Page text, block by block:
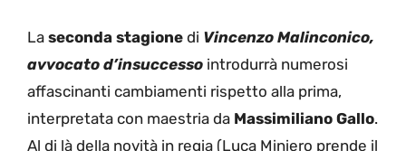
La seconda stagione di Vincenzo Malinconico,
avvocato d’insuccesso introdurrà numerosi
affascinanti cambiamenti rispetto alla prima,
interpretata con maestria da Massimiliano Gallo.
Al di là della novità in regia (Luca Miniero prende il